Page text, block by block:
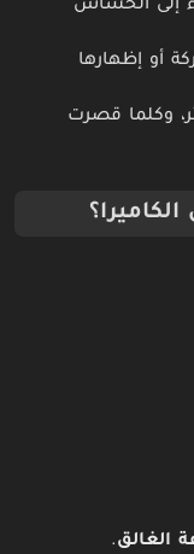
إلى الحساس
أو إظهارها
وكلما قصرت
الغالق.